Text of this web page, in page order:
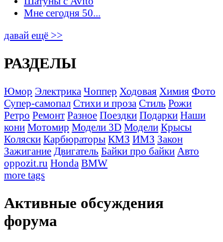
Мне сегодня 50...
давай ещё >>
РАЗДЕЛЫ
Юмор Электрика Чоппер Ходовая Химия Фото
Супер-самопал Стихи и проза Стиль Рожи
Ретро Ремонт Разное Поездки Подарки Наши
кони Мотомир Модели 3D Модели Крысы
Коляски Карбюраторы КМЗ ИМЗ Закон
Зажигание Двигатель Байки про байки Авто
oppozit.ru Honda BMW
more tags
Активные обсуждения
форума